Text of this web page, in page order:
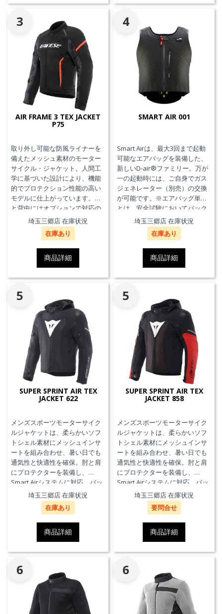
3
AIR FRAME 3 TEX JACKET
P75
取り外し可能な防風ライナーを
備えたメッシュ素材のモーター
サイクル・ジャケット。人間工
学に基づいた設計により、機能
的でプロテクション性能の高い
モデルに仕上がっています。胸
と背中にはオプションで対応の
プロテクターを装着することが
できます。また、防水の内ポケ
ット、EN17092クラスA認証、パ
ンツと接続可能なファスナーを
備えています。
埼玉三郷店 在庫状況
在庫あり
商品詳細
4
SMART AIR 001
Smart Airは、最大3回まで起動
可能なエアバッグを装備した、
新しいD-air®ファミリー。万が
一の起動時には、ご自身でガス
ジェネレーター（別売）の交換
が可能です。※エアバッグ単体
とは、安全試験においてバック
プロテクターとの併用を必要と
せず、エアバッグことを指しま
埼玉三郷店 在庫状況
在庫あり
商品詳細
5
SUPER SPRINT AIR TEX
JACKET 622
メンズスポーツモーターサイク
ルジャケットは、柔らかいソフ
トシェル素材にメッシュインサ
ートを組み合わせ、暑い日でも
通気性と快適性を確保。肘と肩
にプロテクターを装備し、
Smart Airシステムに対応。バッ
クプロテクターおよびチェスト
プロテクターにも対応していま
埼玉三郷店 在庫状況
在庫あり
商品詳細
5
SUPER SPRINT AIR TEX
JACKET 858
メンズスポーツモーターサイク
ルジャケットは、柔らかいソフ
トシェル素材にメッシュインサ
ートを組み合わせ、暑い日でも
通気性と快適性を確保。肘と肩
にプロテクターを装備し、
Smart Airシステムに対応。バッ
クプロテクターおよびチェスト
プロテクターにも対応していま
埼玉三郷店 在庫状況
要問合せ
商品詳細
6 6